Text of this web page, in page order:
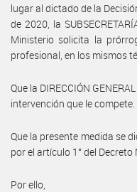
lugar al dictado de la
de 2020, la
Ministerio solicita la
profesional, en los mismos
Que la DIRECCIÓN
intervención que le compete.
Que la presente medida se
por el artículo 1° del
Por ello,